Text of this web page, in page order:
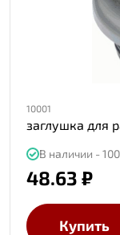
10001
заглушка для
В наличии -
48.63 ₽
Купить